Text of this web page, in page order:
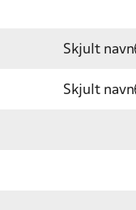
Skjult navn
Skjult navn